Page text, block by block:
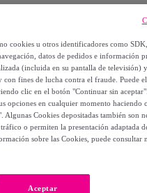
Ojos Bushido 30Ml.
cookies u otros identificadores como
datos de pedidos e información
(incluida en su pantalla de televisión)
fines de lucha contra el fraude. Puede
clic en el botón "Continuar sin
opciones en cualquier momento haciendo
Cookies depositadas también son
o permiten la presentación adaptada
sobre las Cookies, puede consultar
Aceptar